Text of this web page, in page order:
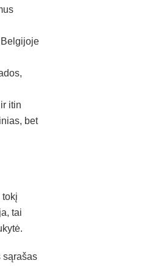
Belgijoje
itin
bet
tokį
tai
sąrašas